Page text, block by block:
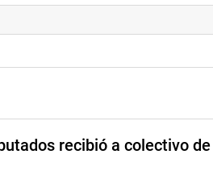
agresiones que le propina su agresor.
edades, las instó a hacerse respetar
las mujeres a tener valentía, coraje y
que se le quiera y se le respete.
recibió a colectivo de